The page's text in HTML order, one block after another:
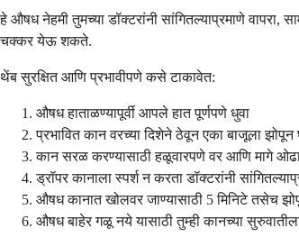
हे औषध नेहमी तुमच्या डॉक्टरांनी सांगितल्याप्रमाणे वापरा,
चक्कर येऊ शकते.
थेंब सुरक्षित आणि प्रभावीपणे कसे टाकावेत:
औषध हाताळण्यापूर्वी आपले हात पूर्णपणे धुवा
प्रभावित कान वरच्या दिशेने ठेवून एका बाजूला झोपून
कान सरळ करण्यासाठी हळूवारपणे वर आणि मागे
ड्रॉपर कानाला स्पर्श न करता डॉक्टरांनी
औषध कानात खोलवर जाण्यासाठी 5 मिनिटे तसेच
औषध बाहेर गळू नये यासाठी तुम्ही कानच्या